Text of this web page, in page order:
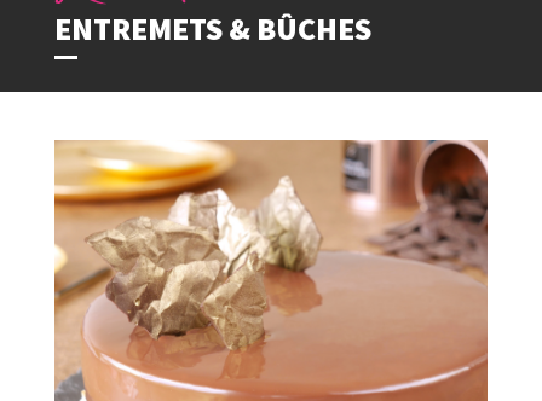
ENTREMETS & BÛCHES